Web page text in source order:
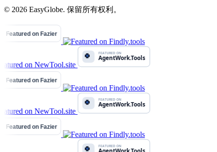
© 2026 EasyGlobe. 保留所有权利。